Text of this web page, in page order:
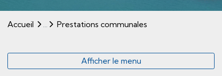
Accueil Prestations communales(sélectionné)
Afficher le menu